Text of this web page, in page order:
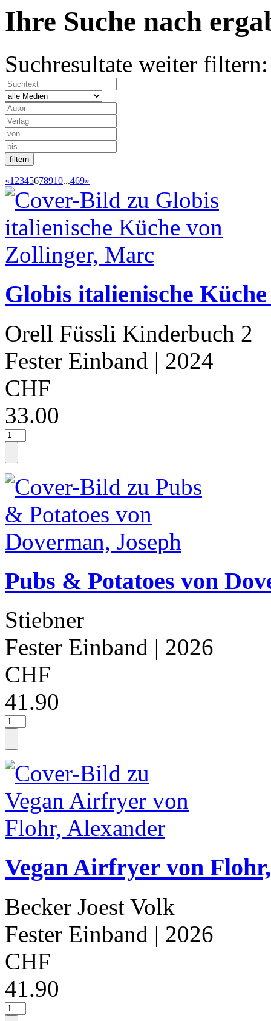
Ihre Suche nach
Suchresultate weiter filtern:
«12345678910...469»
Globis italienische
Orell Füssli Kinderbuch 2
Fester Einband | 2024
CHF
33.00
Pubs & Potatoes von
Stiebner
Fester Einband | 2026
CHF
41.90
Vegan Airfryer von
Becker Joest Volk
Fester Einband | 2026
CHF
41.90